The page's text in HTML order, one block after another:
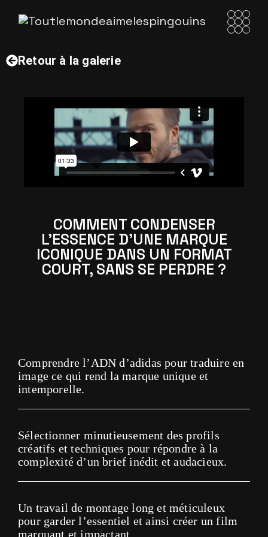
Retour à la galerie
COMMENT CONDENSER
L’ESSENCE D’UNE MARQUE
ICONIQUE DANS UN FORMAT
COURT, SANS SE PERDRE ?
Comprendre l’ADN d’adidas pour traduire en
image ce qui rend la marque unique et
intemporelle.
Sélectionner minutieusement des profils
créatifs et techniques pour répondre à la
complexité d’un brief inédit et audacieux.
Un travail de montage long et méticuleux
pour garder l’essentiel et ainsi créer un film
marquant et impactant.